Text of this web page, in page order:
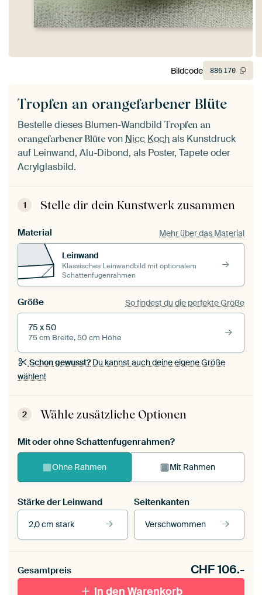
Tropfen an orangefarbener Blüte
Bestelle dieses Blumen-Wandbild Tropfen an
orangefarbener Blüte vonNicc Kochals Kunstdruck
auf Leinwand, Alu-Dibond, als Poster, Tapete oder
Acrylglasbild.
1 Stelle dir dein Kunstwerk zusammen
Material Mehr über das Material
Leinwand
Klassisches Leinwandbild mit optionalem
Schattenfugenrahmen
Größe So findest du die perfekte Größe
75 x 50
75 cm Breite, 50 cm Höhe
Schon gewusst?Du kannst auch deine eigene Größe
wählen!
2 Wähle zusätzliche Optionen
Mit oder ohne Schattenfugenrahmen?
Ohne Rahmen Mit Rahmen
Stärke der Leinwand
2,0 cm stark
Seitenkanten
Verschwommen
Mit Schattenfugenrahmen,
Mit Schattenfugenrahmen,
Gesamtpreis CHF106.-
In den Warenkorb
Bildcode 886 170